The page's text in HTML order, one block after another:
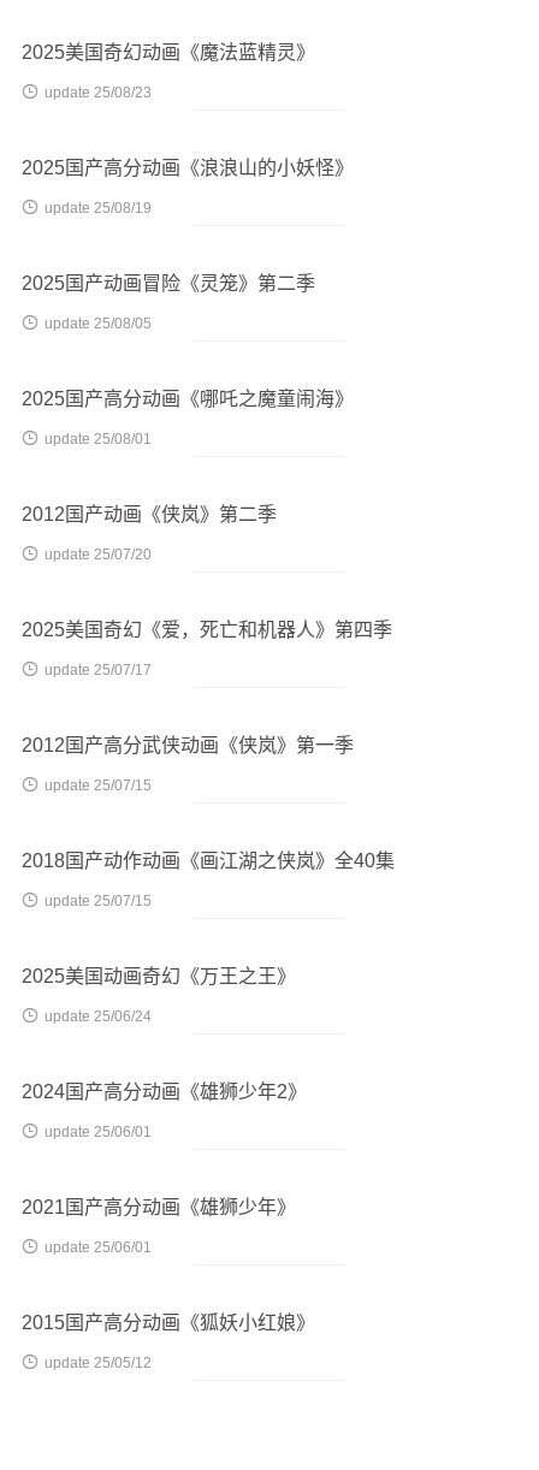
2025美国奇幻动画《魔法蓝精灵》
 update 25/08/23
2025国产高分动画《浪浪山的小妖怪》
 update 25/08/19
2025国产动画冒险《灵笼》第二季
 update 25/08/05
2025国产高分动画《哪吒之魔童闹海》
 update 25/08/01
2012国产动画《侠岚》第二季
 update 25/07/20
2025美国奇幻《爱，死亡和机器人》第四季
 update 25/07/17
2012国产高分武侠动画《侠岚》第一季
 update 25/07/15
2018国产动作动画《画江湖之侠岚》全40集
 update 25/07/15
2025美国动画奇幻《万王之王》
 update 25/06/24
2024国产高分动画《雄狮少年2》
 update 25/06/01
2021国产高分动画《雄狮少年》
 update 25/06/01
2015国产高分动画《狐妖小红娘》
 update 25/05/12